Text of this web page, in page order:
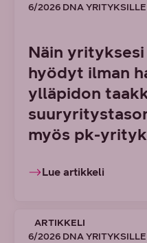
6/2026 DNA YRITYKSILLE
Näin
hyödyt ilman
ylläpidon
myös pk-
Lue artikkeli
ARTIKKELI
6/2026 DNA YRITYKSILLE